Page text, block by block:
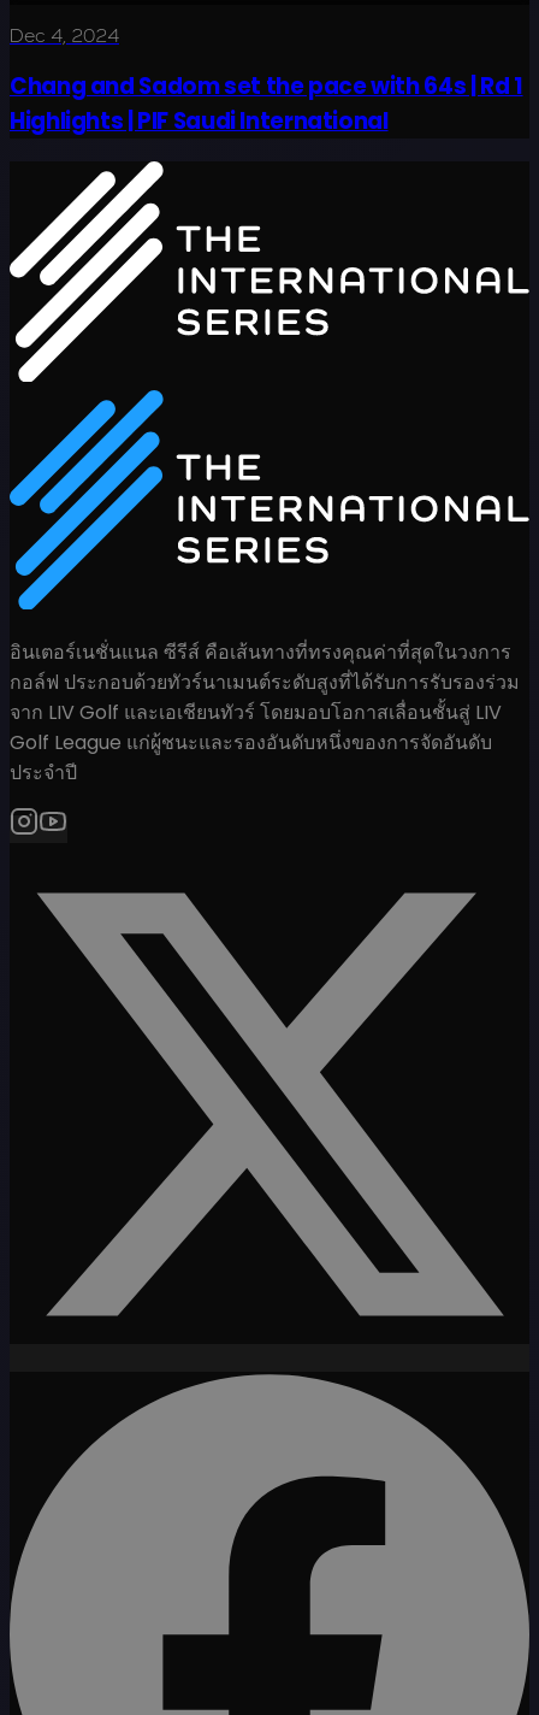
Dec 4, 2024
Chang and Sadom set the pace with 64s | Rd 1
Highlights | PIF Saudi International
อินเตอร์เนชั่นแนล ซีรีส์ คือเส้นทางที่ทรงคุณค่าที่สุดในวงการ
กอล์ฟ ประกอบด้วยทัวร์นาเมนต์ระดับสูงที่ได้รับการรับรองร่วม
จาก LIV Golf และเอเชียนทัวร์ โดยมอบโอกาสเลื่อนชั้นสู่ LIV
Golf League แก่ผู้ชนะและรองอันดับหนึ่งของการจัดอันดับ
ประจำปี